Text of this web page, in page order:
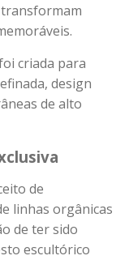
transformam
criada para
design
de alto
de
linhas orgânicas
de ter sido
escultórico